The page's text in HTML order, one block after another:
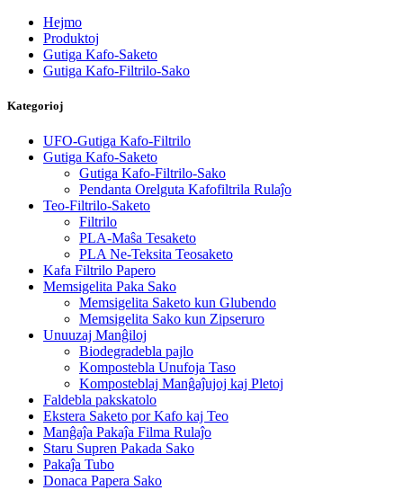
Hejmo
Produktoj
Gutiga Kafo-Saketo
Gutiga Kafo-Filtrilo-Sako
Kategorioj
UFO-Gutiga Kafo-Filtrilo
Gutiga Kafo-Saketo
Gutiga Kafo-Filtrilo-Sako
Pendanta Orelguta Kafofiltrila Rulaĵo
Teo-Filtrilo-Saketo
Filtrilo
PLA-Maŝa Tesaketo
PLA Ne-Teksita Teosaketo
Kafa Filtrilo Papero
Memsigelita Paka Sako
Memsigelita Saketo kun Glubendo
Memsigelita Sako kun Zipseruro
Unuuzaj Manĝiloj
Biodegradebla pajlo
Kompostebla Unufoja Taso
Komposteblaj Manĝaĵujoj kaj Pletoj
Faldebla pakskatolo
Ekstera Saketo por Kafo kaj Teo
Manĝaĵa Pakaĵa Filma Rulaĵo
Staru Supren Pakada Sako
Pakaĵa Tubo
Donaca Papera Sako